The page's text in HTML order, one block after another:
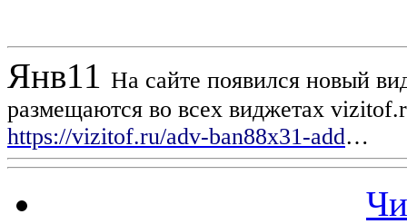
Янв11 На сайте появился новый
размещаются во всех виджетах
https://vizitof.ru/adv-ban88x31-add…